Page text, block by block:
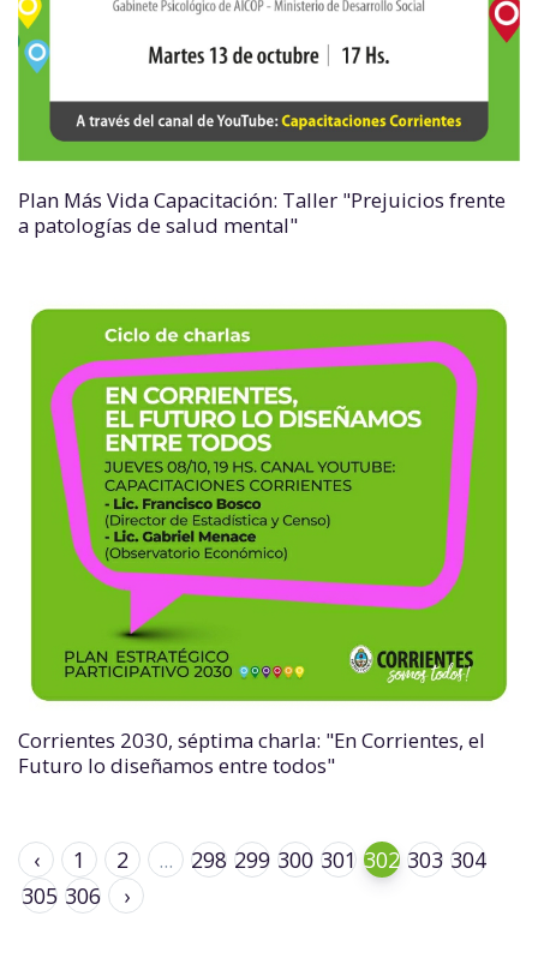
Plan Más Vida Capacitación: Taller "Prejuicios frente
a patologías de salud mental"
Corrientes 2030, séptima charla: "En Corrientes, el
Futuro lo diseñamos entre todos"
‹ 1 2 ... 298 299 300 301 302 303 304
305 306 ›